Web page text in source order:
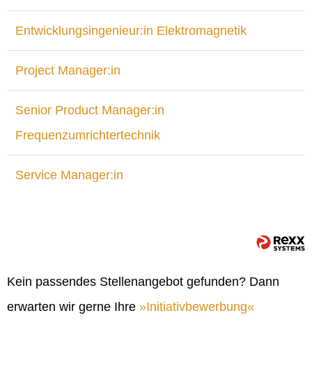
Entwicklungsingenieur:in Elektromagnetik
Project Manager:in
Senior Product Manager:in
Frequenzumrichtertechnik
Service Manager:in
Kein passendes Stellenangebot gefunden? Dann
erwarten wir gerne Ihre
Initiativbewerbung